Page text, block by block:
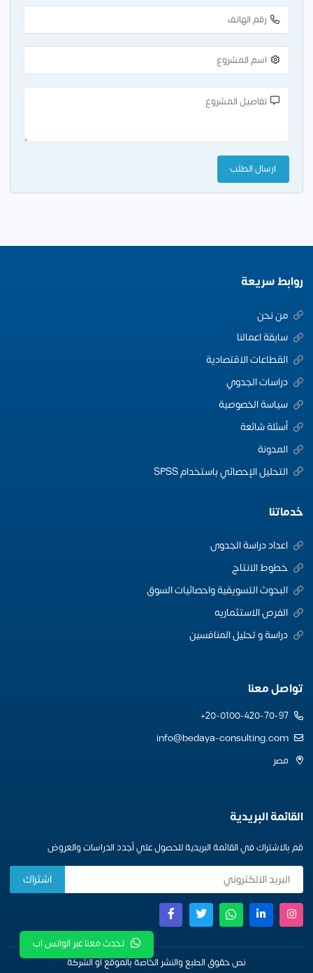
تحدث معنا عبر الواتس اب
روابط سريعة
من نحن
سابقة اعمالنا
القطاعات الاقتصادية
دراسات الجدوي
سياسة الخصوصية
أسئلة شائعة
المدونة
التحليل الإحصائي باستخدام SPSS
خدماتنا
اعداد دراسة الجدوى
خطوط الانتاج
البحوث التسويقية واحصائيات السوق
الفرص الاستثماريه
دراسة و تحليل المنافسين
تواصل معنا
20-0100-420-70-97+
info@bedaya-consulting.com
مصر
القائمة البريدية
قم بالاشتراك في القائمة البريدية للحصول علي أجدد الدراسات والعروض
نص حقوق الطبع والنشر الخاصة بالموقع او الشركة